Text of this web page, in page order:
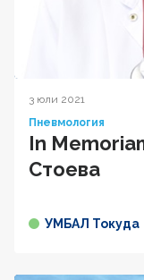
3 юли 2021
Пневмология
In
Стоева
УМБАЛ Токуда